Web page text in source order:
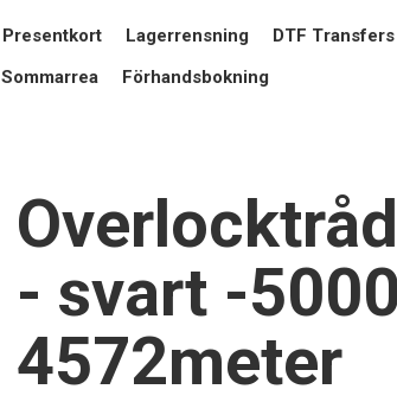
Presentkort Lagerrensning
DTF Transfers
Sommarrea Förhandsbokning
- svart -
4572meter